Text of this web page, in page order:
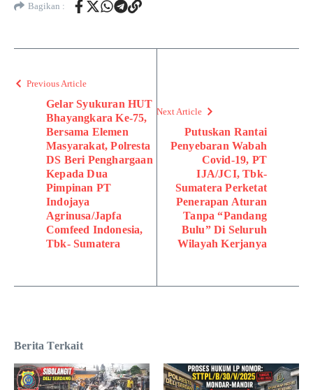
Bagikan :
Previous Article
Gelar Syukuran HUT
Bhayangkara Ke-75,
Bersama Elemen
Masyarakat, Polresta
DS Beri Penghargaan
Kepada Dua
Pimpinan PT
Indojaya
Agrinusa/Japfa
Comfeed Indonesia,
Tbk- Sumatera
Next Article
Putuskan Rantai
Penyebaran Wabah
Covid-19, PT
IJA/JCI, Tbk-
Sumatera Perketat
Penerapan Aturan
Tanpa “Pandang
Bulu” Di Seluruh
Wilayah Kerjanya
Berita Terkait